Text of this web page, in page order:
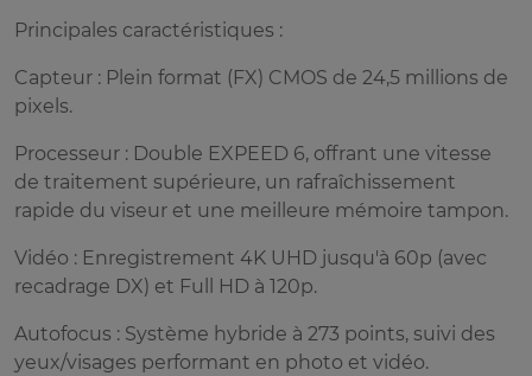
Principales caractéristiques :
Capteur : Plein format (FX) CMOS de 24,5 millions de
pixels.
Processeur : Double EXPEED 6, offrant une vitesse
de traitement supérieure, un rafraîchissement
rapide du viseur et une meilleure mémoire tampon.
Vidéo : Enregistrement 4K UHD jusqu'à 60p (avec
recadrage DX) et Full HD à 120p.
Autofocus : Système hybride à 273 points, suivi des
yeux/visages performant en photo et vidéo.